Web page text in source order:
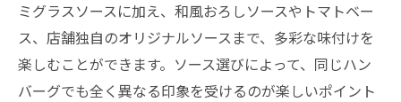
ミグラスソースに加え、和風おろしソースやトマトベー
ス、店舗独自のオリジナルソースまで、多彩な味付けを
楽しむことができます。ソース選びによって、同じハン
バーグでも全く異なる印象を受けるのが楽しいポイント